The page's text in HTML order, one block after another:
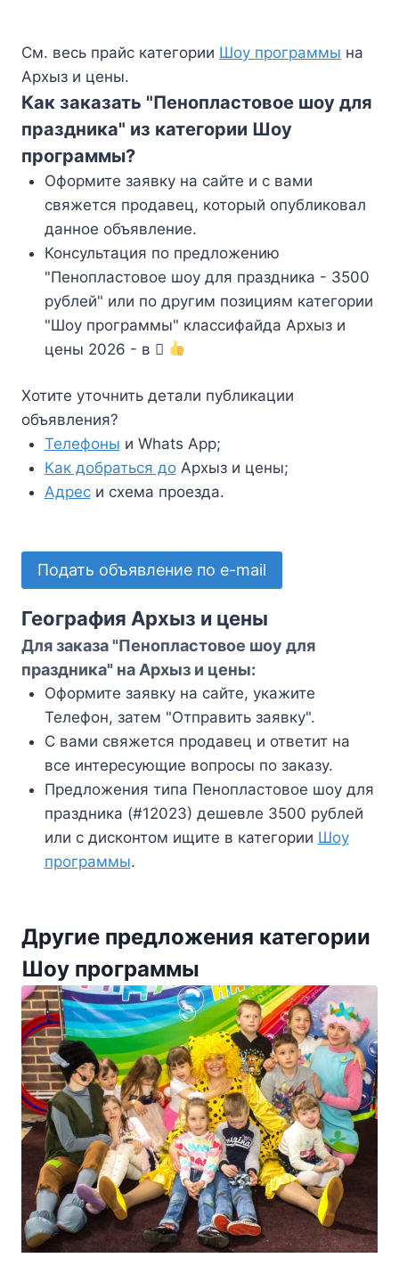
См. весь прайс категории Шоу программы на
Архыз и цены.
Как заказать "Пенопластовое шоу для
праздника" из категории Шоу
программы?
Оформите заявку на сайте и с вами
свяжется продавец, который опубликовал
данное объявление.
Консультация по предложению
"Пенопластовое шоу для праздника - 3500
рублей" или по другим позициям категории
"Шоу программы" классифайда Архыз и
цены 2026 - в
Хотите уточнить детали публикации
объявления?
Телефоны и Whats App;
Как добраться доАрхыз и цены;
Адреси схема проезда.
Подать объявление по e-mail
География Архыз и цены
Для заказа "Пенопластовое шоу для
праздника" на Архыз и цены:
Оформите заявку на сайте, укажите
Телефон, затем "Отправить заявку".
С вами свяжется продавец и ответит на
все интересующие вопросы по заказу.
Предложения типа Пенопластовое шоу для
праздника (#12023) дешевле 3500 рублей
или с дисконтом ищите в категории Шоу
программы.
Другие предложения категории
Шоу программы